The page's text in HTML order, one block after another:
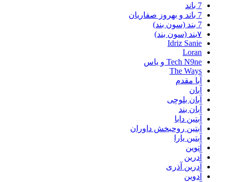
7 باند
7 باند و بهروز صفاریان
7 بند (سون بند)
۷بند (سون بند)
Idriz Sanie
Loran
Tech N9ne و یاس
The Ways
آبا مقدم
آبان
آبان بلوچی
آبان بند
آبتین دابا
آبتین روحبخش داوران
آبتین یارا
آتوین
آدرین
آدرین آذری
آدوین